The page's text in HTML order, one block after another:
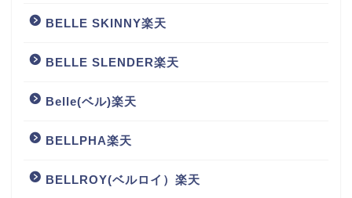
BELLE SKINNY楽天
BELLE SLENDER楽天
Belle(ベル)楽天
BELLPHA楽天
BELLROY(ベルロイ）楽天